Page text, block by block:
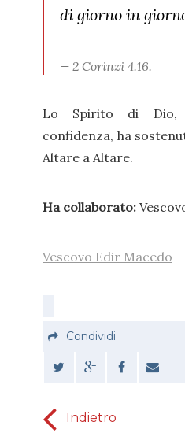
di giorno in
2 Corinzi 4.16.
Lo Spirito di Dio,
confidenza, ha
Altare a Altare.
Ha collaborato:
Vescovo Edir Macedo
Condividi
Indietro